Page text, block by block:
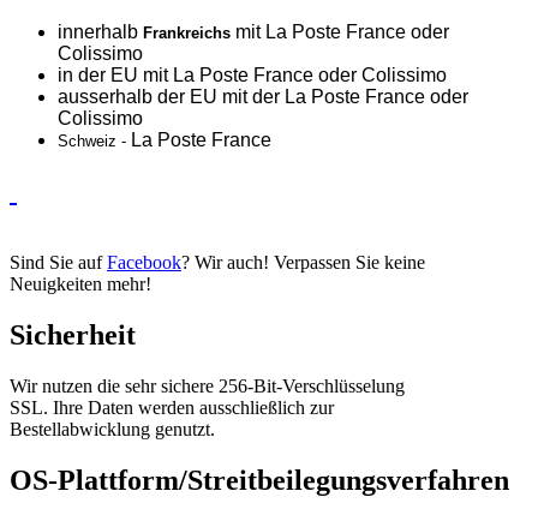
innerhalb Frankreichs mit La Poste France oder
Colissimo
in der EU mit La Poste France oder Colissimo
ausserhalb der EU mit der La Poste France oder
Colissimo
Schweiz - La Poste France
Sind Sie aufFacebook? Wir auch! Verpassen Sie keine
Neuigkeiten mehr!
Sicherheit
Wir nutzen die sehr sichere 256-Bit-Verschlüsselung
SSL. Ihre Daten werden ausschließlich zur
Bestellabwicklung genutzt.
OS-Plattform/Streitbeilegungsverfahren